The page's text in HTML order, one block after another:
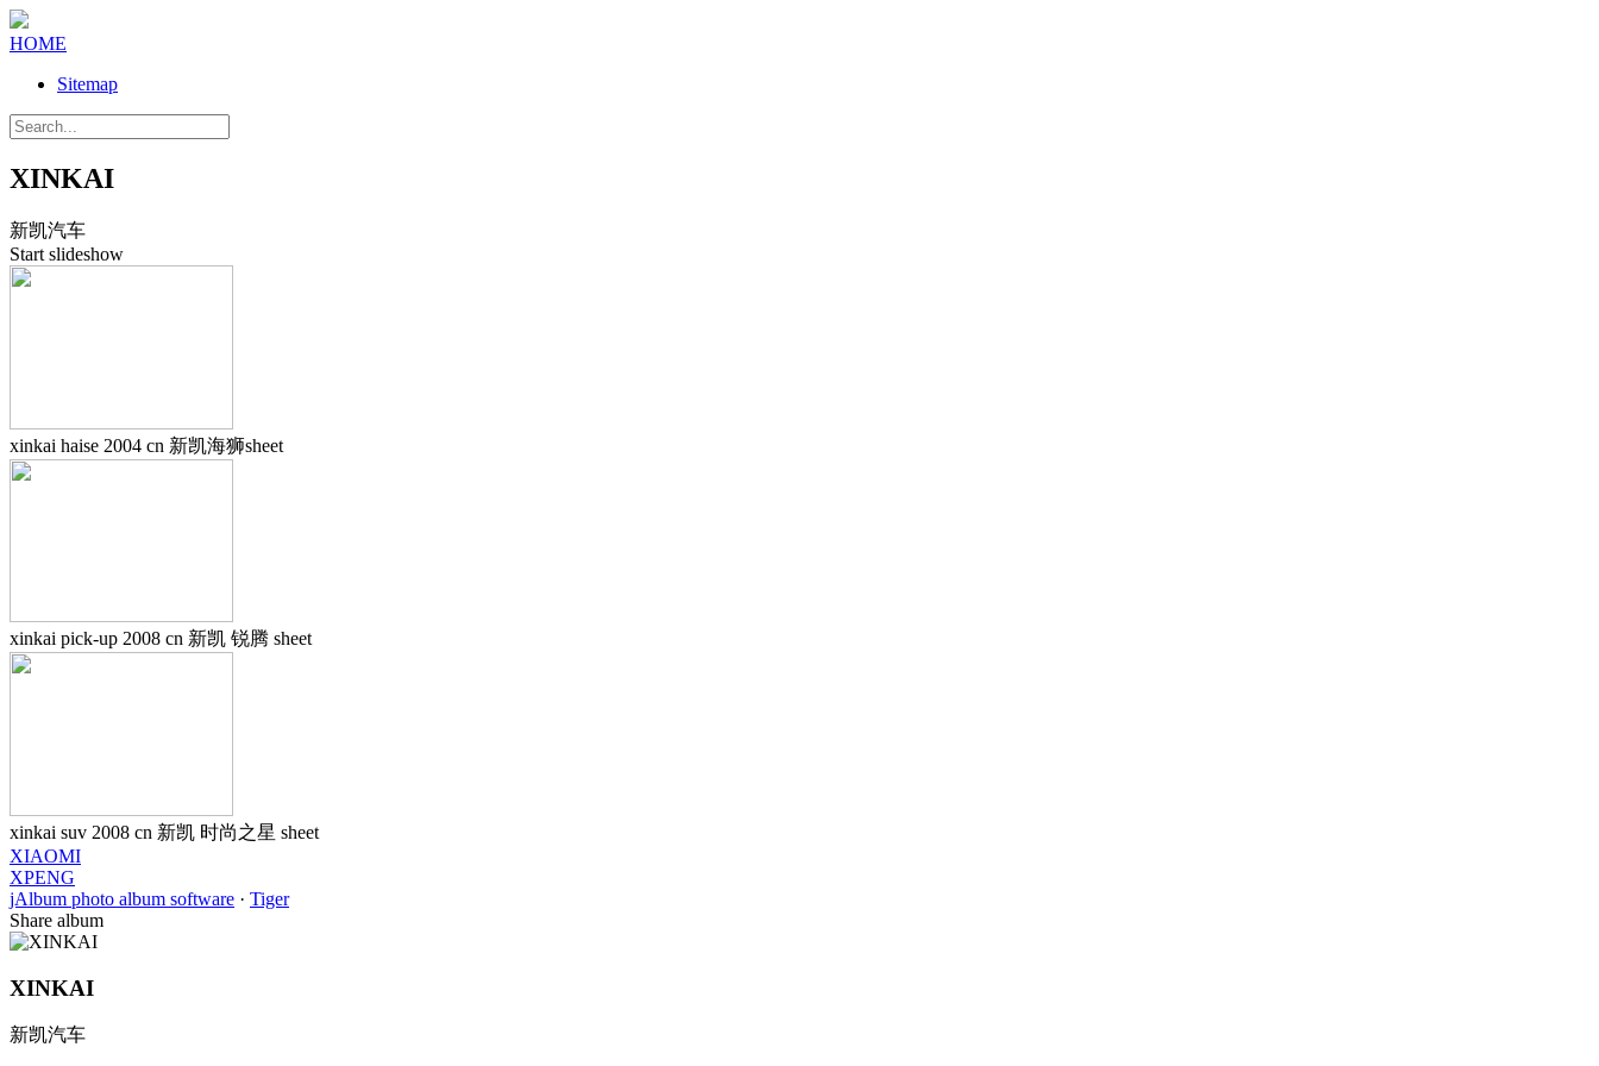
HOME
Sitemap
XINKAI
新凯汽车
Start slideshow
xinkai haise 2004 cn 新凯海狮sheet
xinkai pick-up 2008 cn 新凯 锐腾 sheet
xinkai suv 2008 cn 新凯 时尚之星 sheet
XIAOMI
XPENG
jAlbum photo album software · Tiger
Share album
XINKAI
新凯汽车